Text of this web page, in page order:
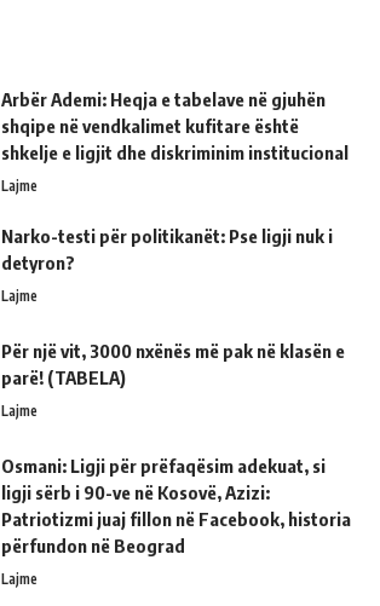
Arbër Ademi: Heqja e tabelave në gjuhën
shqipe në vendkalimet kufitare është
shkelje e ligjit dhe diskriminim institucional
Lajme
Narko-testi për politikanët: Pse ligji nuk i
detyron?
Lajme
Për një vit, 3000 nxënës më pak në klasën e
parë! (TABELA)
Lajme
Osmani: Ligji për prëfaqësim adekuat, si
ligji sërb i 90-ve në Kosovë, Azizi:
Patriotizmi juaj fillon në Facebook, historia
përfundon në Beograd
Lajme